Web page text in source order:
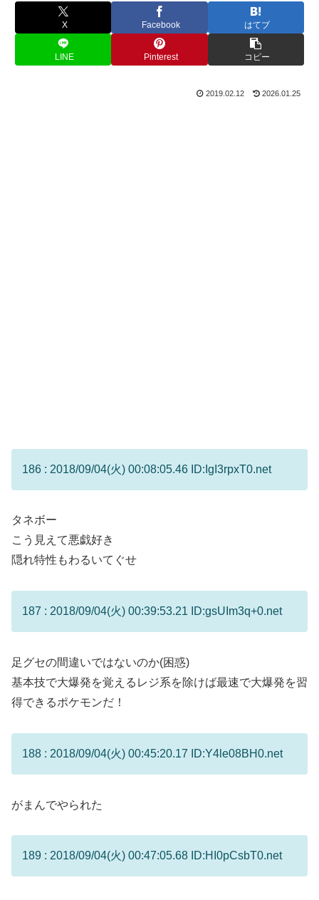
X Facebook はてブ
LINE Pinterest コピー
2019.02.12 2026.01.25
186 : 2018/09/04(火) 00:08:05.46 ID:IgI3rpxT0.net
タネボー
こう見えて悪戯好き
隠れ特性もわるいてぐせ
187 : 2018/09/04(火) 00:39:53.21 ID:gsUIm3q+0.net
足グセの間違いではないのか(困惑)
基本技で大爆発を覚えるレジ系を除けば最速で大爆発を習
得できるポケモンだ！
188 : 2018/09/04(火) 00:45:20.17 ID:Y4le08BH0.net
がまんでやられた
189 : 2018/09/04(火) 00:47:05.68 ID:HI0pCsbT0.net